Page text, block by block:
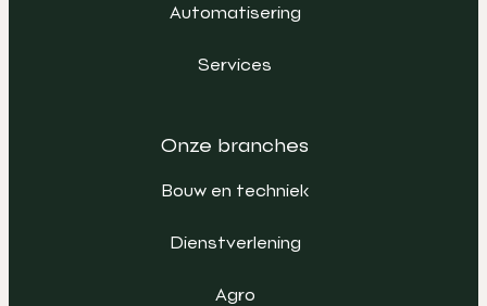
Automatisering
Services
Onze branches
Bouw en techniek
Dienstverlening
Agro